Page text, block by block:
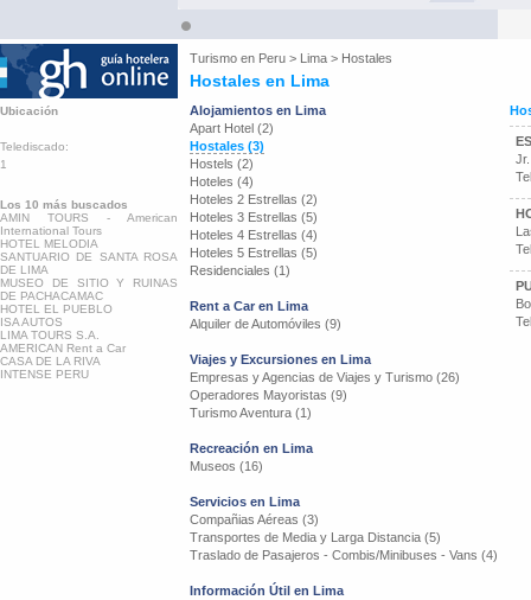
Turismo en Peru > Lima > Hostales
Hostales en Lima
Ubicación
Telediscado:
1
Los 10 más buscados
AMIN TOURS - American
International Tours
HOTEL MELODIA
SANTUARIO DE SANTA ROSA
DE LIMA
MUSEO DE SITIO Y RUINAS
DE PACHACAMAC
HOTEL EL PUEBLO
ISA AUTOS
LIMA TOURS S.A.
AMERICAN Rent a Car
CASA DE LA RIVA
INTENSE PERU
Alojamientos en Lima
Apart Hotel (2)
Hostales (3)
Hostels (2)
Hoteles (4)
Hoteles 2 Estrellas (2)
Hoteles 3 Estrellas (5)
Hoteles 4 Estrellas (4)
Hoteles 5 Estrellas (5)
Residenciales (1)
Rent a Car en Lima
Alquiler de Automóviles (9)
Viajes y Excursiones en Lima
Empresas y Agencias de Viajes y Turismo (26)
Operadores Mayoristas (9)
Turismo Aventura (1)
Recreación en Lima
Museos (16)
Servicios en Lima
Compañias Aéreas (3)
Transportes de Media y Larga Distancia (5)
Traslado de Pasajeros - Combis/Minibuses - Vans (4)
Información Útil en Lima